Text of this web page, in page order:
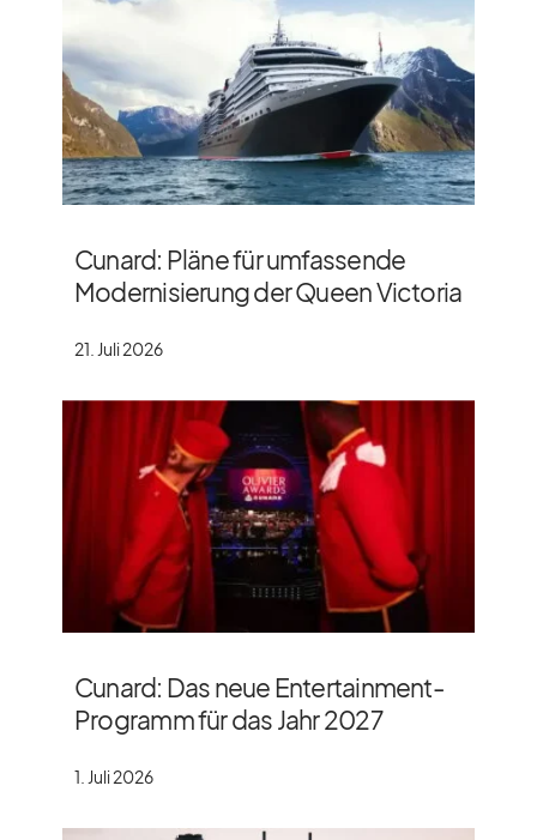
Cunard: Pläne für umfassende
Modernisierung der Queen Victoria
21. Juli 2026
Cunard: Das neue Entertainment-
Programm für das Jahr 2027
1. Juli 2026